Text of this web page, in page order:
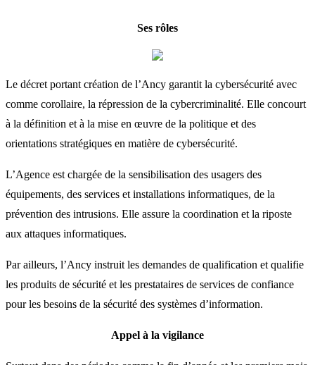
Ses rôles
Le décret portant création de l’Ancy garantit la cybersécurité avec
comme corollaire, la répression de la cybercriminalité. Elle concourt
à la définition et à la mise en œuvre de la politique et des
orientations stratégiques en matière de cybersécurité.
L’Agence est chargée de la sensibilisation des usagers des
équipements, des services et installations informatiques, de la
prévention des intrusions. Elle assure la coordination et la riposte
aux attaques informatiques.
Par ailleurs, l’Ancy instruit les demandes de qualification et qualifie
les produits de sécurité et les prestataires de services de confiance
pour les besoins de la sécurité des systèmes d’information.
Appel à la vigilance